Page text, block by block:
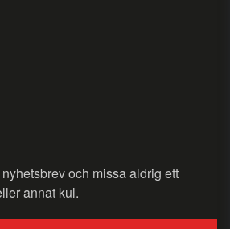
och missa aldrig ett
annat kul.